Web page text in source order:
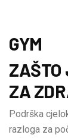
GYM
ZAŠTO
ZA
Podrška
razloga za